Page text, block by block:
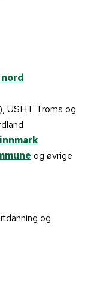
USHT Troms og
og øvrige
og